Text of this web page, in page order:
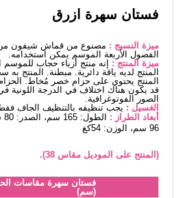
فستان سهرة ازرق
ميزة النسيج : مصنوع من قماش شيفون من
الفصول الأربعة الموسم يمكن استخدامه.
ميزة المنتج : إنه منتج أزياء حجاب للموسم
المنتج لديه ياقة دائرية. مبطنة. المنتج
المنتج يحتوي على حزام خصر مُخاط.
قد يكون هناك اختلاف في الدرجة اللونية
الصور الفوتوغرافية.
الغسيل : يجب تنظيفه بالتنظيف الجاف
أبعاد الطراز :
96 سم، الوزن: 54كغ
(المنتج على الموديل مقاس 38).
فستان سهرة مقاسات
(سم)